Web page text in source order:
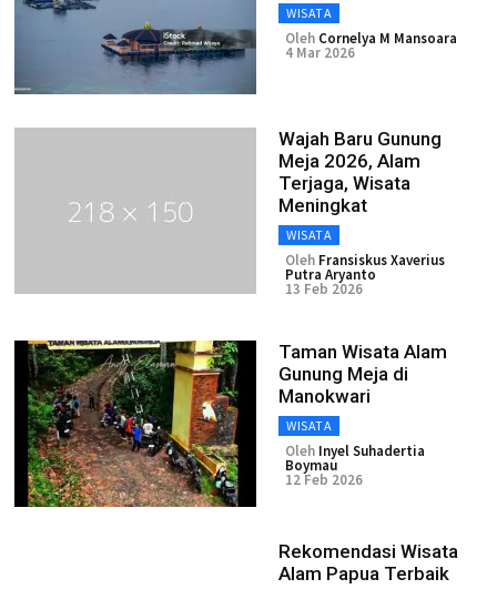
WISATA
Oleh Cornelya M Mansoara
4 Mar 2026
Wajah Baru Gunung
Meja 2026, Alam
Terjaga, Wisata
Meningkat
WISATA
Oleh Fransiskus Xaverius
Putra Aryanto
13 Feb 2026
Taman Wisata Alam
Gunung Meja di
Manokwari
WISATA
Oleh Inyel Suhadertia
Boymau
12 Feb 2026
Rekomendasi Wisata
Alam Papua Terbaik